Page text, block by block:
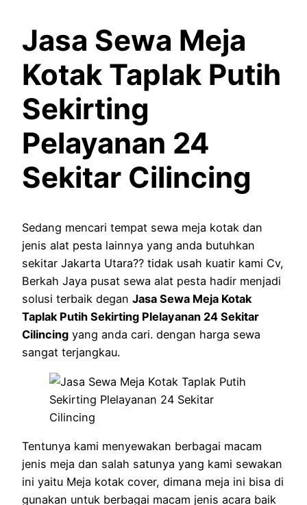
Jasa Sewa Meja
Kotak Taplak Putih
Sekirting
Pelayanan 24
Sekitar Cilincing
Sedang mencari tempat sewa meja kotak dan
jenis alat pesta lainnya yang anda butuhkan
sekitar Jakarta Utara?? tidak usah kuatir kami Cv,
Berkah Jaya pusat sewa alat pesta hadir menjadi
solusi terbaik degan Jasa Sewa Meja Kotak
Taplak Putih Sekirting Plelayanan 24 Sekitar
Cilincing yang anda cari. dengan harga sewa
sangat terjangkau.
Tentunya kami menyewakan berbagai macam
jenis meja dan salah satunya yang kami sewakan
ini yaitu Meja kotak cover, dimana meja ini bisa di
gunakan untuk berbagai macam jenis acara baik